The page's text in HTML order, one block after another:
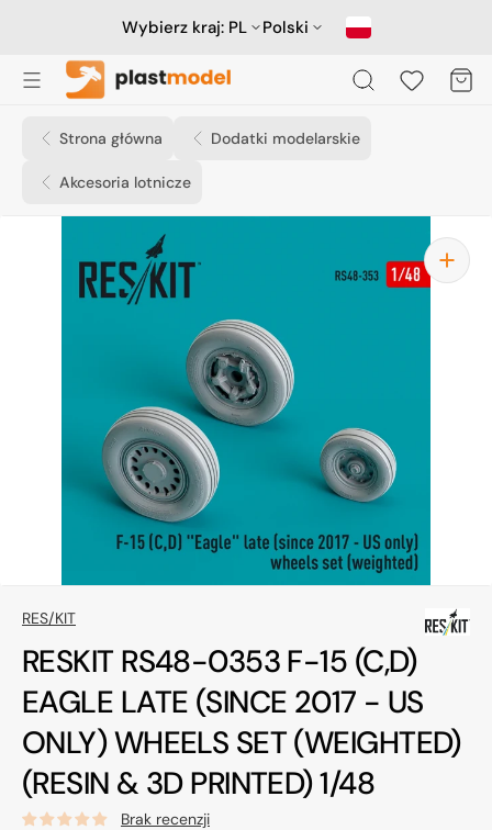
Wybierz kraj: PL Polski
Koszyk
Strona główna Dodatki modelarskie
Akcesoria lotnicze
Otwórz
media
RES/KIT
RESKIT RS48-0353 F-15 (C,D)
EAGLE LATE (SINCE 2017 - US
ONLY) WHEELS SET (WEIGHTED)
(RESIN & 3D PRINTED) 1/48
Brak recenzji